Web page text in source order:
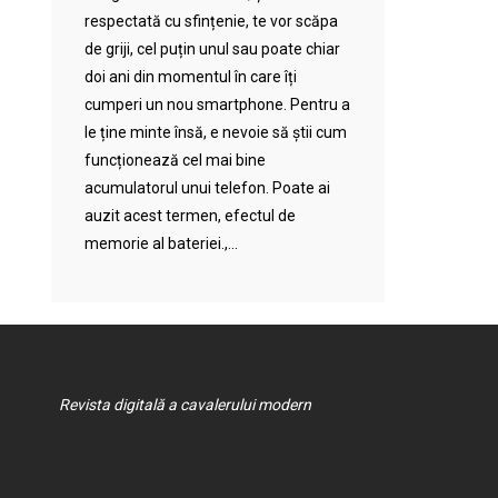
respectată cu sfințenie, te vor scăpa
de griji, cel puțin unul sau poate chiar
doi ani din momentul în care îți
cumperi un nou smartphone. Pentru a
le ține minte însă, e nevoie să știi cum
funcționează cel mai bine
acumulatorul unui telefon. Poate ai
auzit acest termen, efectul de
memorie al bateriei.,...
Revista digitală a cavalerului modern